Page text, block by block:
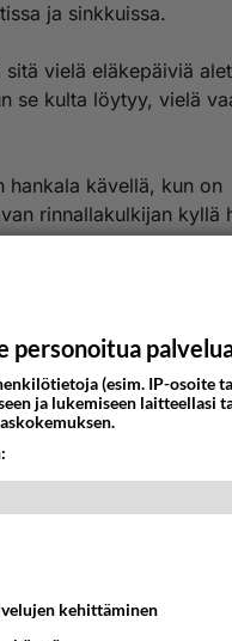
ja sinkkuissa.
vielä eläkepäiviä
se kulta löytyy, vielä
hankala kävellä, kun on
rinnallakulkijan kyllä
personoitua
(esim. IP-osoite
ja lukemiseen laitteellasi
kehittäminen